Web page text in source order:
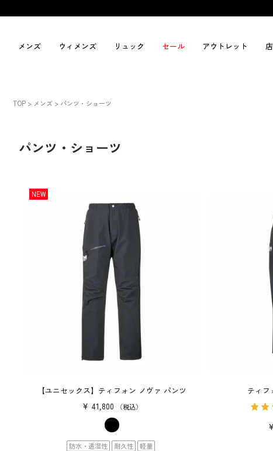
メンズ ウィメンズ リュック セール アウトレット
TOP メンズ パンツ・ショーツ
パンツ・ショーツ
【ユニセックス】ティフォン ノヴァ パンツ
¥ 41,800 税込
NEW
防水・透湿性 耐久性 軽量
ティフ
¥